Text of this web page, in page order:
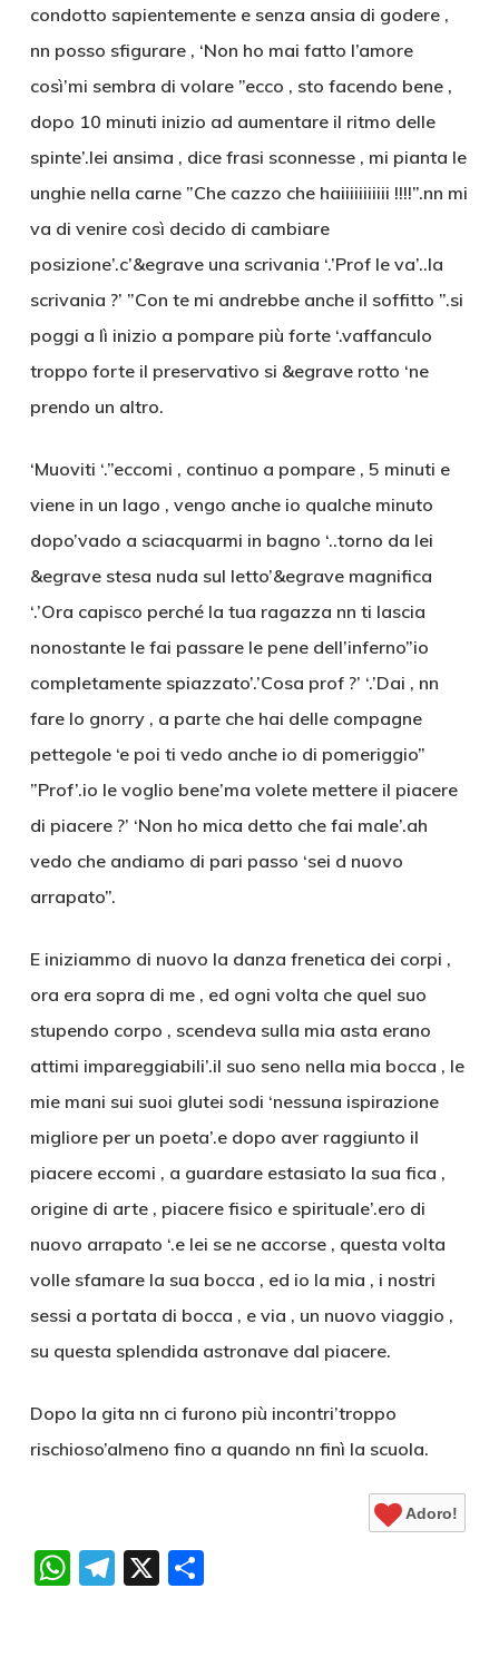
condotto sapientemente e senza ansia di godere ,
nn posso sfigurare , ‘Non ho mai fatto l’amore
così’mi sembra di volare ”ecco , sto facendo bene ,
dopo 10 minuti inizio ad aumentare il ritmo delle
spinte’.lei ansima , dice frasi sconnesse , mi pianta le
unghie nella carne ”Che cazzo che haiiiiiiiiiii !!!!”.nn mi
va di venire così decido di cambiare
posizione’.c’&egrave una scrivania ‘.’Prof le va’..la
scrivania ?’ ”Con te mi andrebbe anche il soffitto ”.si
poggi a lì inizio a pompare più forte ‘.vaffanculo
troppo forte il preservativo si &egrave rotto ‘ne
prendo un altro.
‘Muoviti ‘.”eccomi , continuo a pompare , 5 minuti e
viene in un lago , vengo anche io qualche minuto
dopo’vado a sciacquarmi in bagno ‘..torno da lei
&egrave stesa nuda sul letto’&egrave magnifica
‘.’Ora capisco perché la tua ragazza nn ti lascia
nonostante le fai passare le pene dell’inferno”io
completamente spiazzato’.’Cosa prof ?’ ‘.’Dai , nn
fare lo gnorry , a parte che hai delle compagne
pettegole ‘e poi ti vedo anche io di pomeriggio”
”Prof’.io le voglio bene’ma volete mettere il piacere
di piacere ?’ ‘Non ho mica detto che fai male’.ah
vedo che andiamo di pari passo ‘sei d nuovo
arrapato”.
E iniziammo di nuovo la danza frenetica dei corpi ,
ora era sopra di me , ed ogni volta che quel suo
stupendo corpo , scendeva sulla mia asta erano
attimi impareggiabili’.il suo seno nella mia bocca , le
mie mani sui suoi glutei sodi ‘nessuna ispirazione
migliore per un poeta’.e dopo aver raggiunto il
piacere eccomi , a guardare estasiato la sua fica ,
origine di arte , piacere fisico e spirituale’.ero di
nuovo arrapato ‘.e lei se ne accorse , questa volta
volle sfamare la sua bocca , ed io la mia , i nostri
sessi a portata di bocca , e via , un nuovo viaggio ,
su questa splendida astronave dal piacere.
Dopo la gita nn ci furono più incontri’troppo
rischioso’almeno fino a quando nn finì la scuola.
Adoro!
WhatsApp
Telegram
X Condividi